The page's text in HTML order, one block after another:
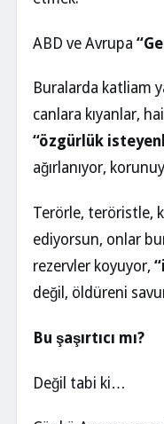
ABD ve Avrupa
Buralarda katliam
canlara kıyanlar,
“özgürlük
ağırlanıyor,
Terörle, teröristle,
ediyorsun, onlar
rezervler koyuyor,
değil, öldüreni
Bu şaşırtıcı mı?
Değil tabi ki…